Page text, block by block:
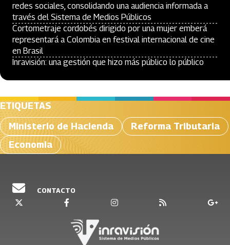
redes sociales, consolidando una audiencia informada a
través del Sistema de Medios Públicos
Cortometraje cordobés dirigido por una mujer emberá
representará a Colombia en festival internacional de cine
en Brasil
Inravisión: una gestión que hizo más público lo público
ETIQUETAS
Ministerio de Hacienda
Reforma Tributaria
Economia
CONTACTO